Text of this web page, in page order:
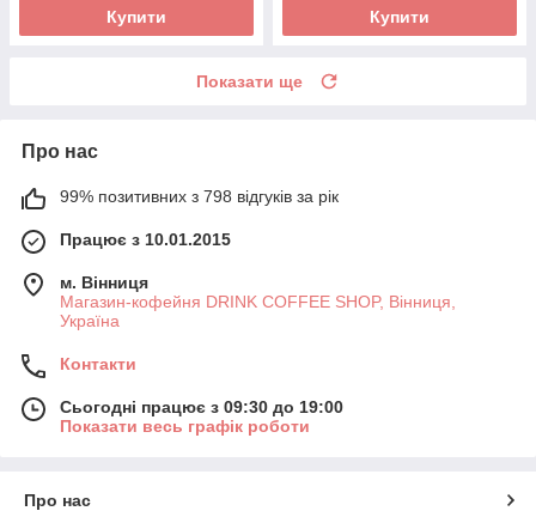
Купити Купити
Показати ще
Про нас
99% позитивних з 798 відгуків за рік
Працює з 10.01.2015
м. Вінниця
Магазин-кофейня DRINK COFFEE SHOP, Вінниця,
Україна
Контакти
Сьогодні працює з 09:30 до 19:00
Показати весь графік роботи
Про нас